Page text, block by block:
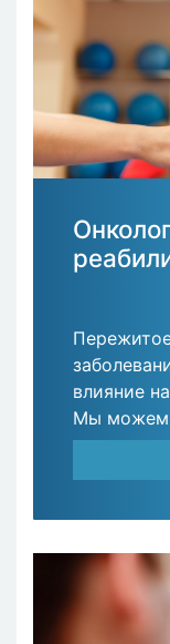
влияние
Мы можем